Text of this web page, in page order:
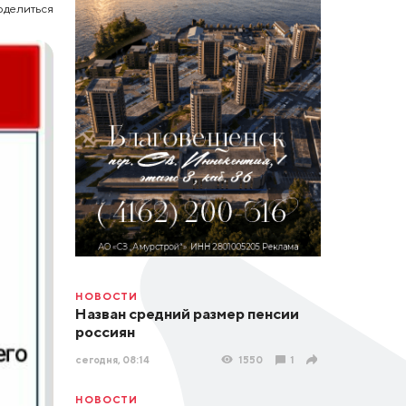
НОВОСТИ
Назван средний размер пенсии
россиян
сегодня, 08:14 1550 1
НОВОСТИ